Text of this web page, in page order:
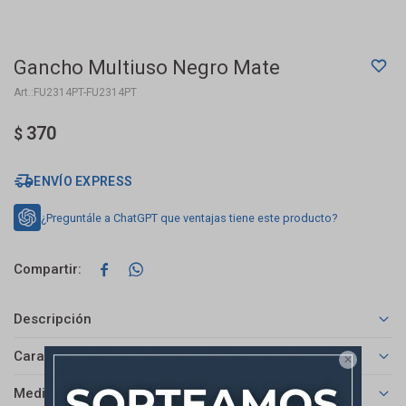

Gancho Multiuso Negro Mate
FU2314PT-FU2314PT
$ 370
ENVÍO EXPRESS
¿Preguntále a ChatGPT que ventajas tiene este producto?
 
Descripción
Características
Medios de pago